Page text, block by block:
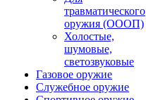
травматического
оружия (ОООП)
Холостые,
шумовые,
светозвуковые
Газовое оружие
Служебное оружие